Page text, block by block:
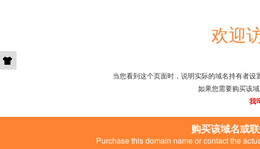
欢迎
当您看到这个页面时，说明实际的域名持有者设
如果您需要购买该
我
购买该域名或
Purchase this domain name or contact the